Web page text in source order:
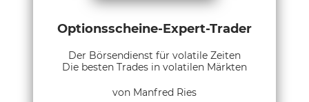
Optionsscheine-Expert-Trader
Der Börsendienst für volatile Zeiten
Die besten Trades in volatilen Märkten
von Manfred Ries